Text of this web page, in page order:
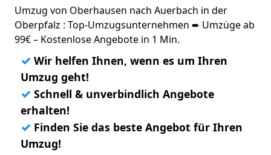
Umzug von Oberhausen nach Auerbach in der
Oberpfalz : Top-Umzugsunternehmen ➨ Umzüge ab
99€ – Kostenlose Angebote in 1 Min.
✓ Wir helfen Ihnen, wenn es um Ihren
Umzug geht!
✓ Schnell & unverbindlich Angebote
erhalten!
✓ Finden Sie das beste Angebot für Ihren
Umzug!